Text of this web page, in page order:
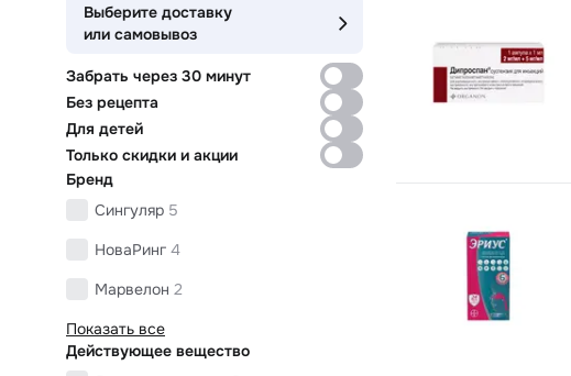
Выберите доставку
или самовывоз
Забрать через 30 минут
Без рецепта
Для детей
Только скидки и акции
Бренд
Сингуляр 5
НоваРинг 4
Марвелон 2
Показать все
Действующее вещество